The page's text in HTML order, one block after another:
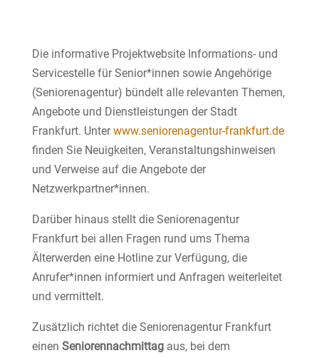
Die informative Projektwebsite Informations- und
Servicestelle für Senior*innen sowie Angehörige
(Seniorenagentur) bündelt alle relevanten Themen,
Angebote und Dienstleistungen der Stadt
Frankfurt. Unterwww.seniorenagentur-frankfurt.de
finden Sie Neuigkeiten, Veranstaltungshinweisen
und Verweise auf die Angebote der
Netzwerkpartner*innen.
Darüber hinaus stellt die Seniorenagentur
Frankfurt bei allen Fragen rund ums Thema
Älterwerden eine Hotline zur Verfügung, die
Anrufer*innen informiert und Anfragen weiterleitet
und vermittelt.
Zusätzlich richtet die Seniorenagentur Frankfurt
einen Seniorennachmittagaus, bei dem